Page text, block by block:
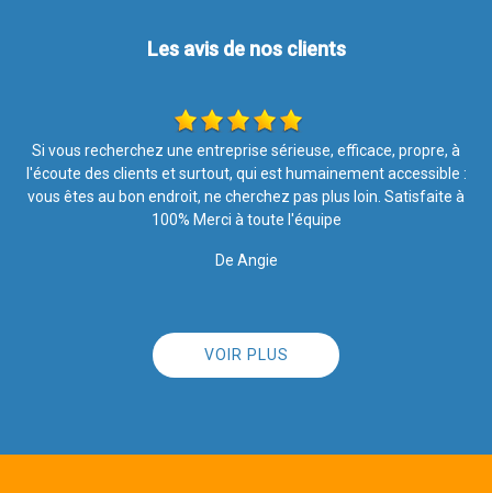
Les avis de nos clients
Le traitement hydrofuge vaut vraiment le coup! Un an après, ma
façade reste propre malgré les intempéries.
De K.chalupka
VOIR PLUS